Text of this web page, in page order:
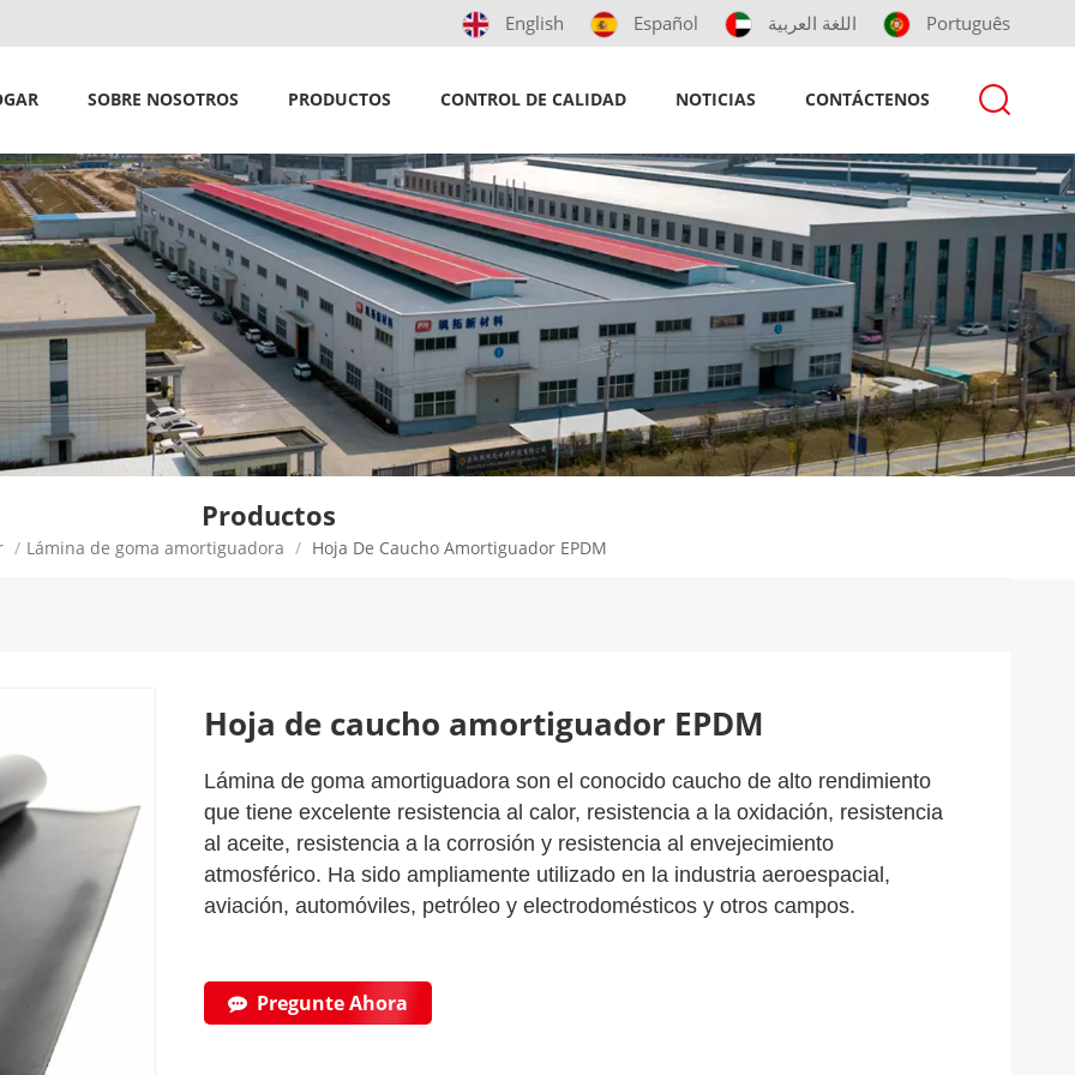
English Español اللغة العربية Português
SOBRE NOSOTROS PRODUCTOS CONTROL DE CALIDAD NOTICIAS CONTÁCTENOS
Productos
/ Lámina de goma amortiguadora / Hoja De Caucho Amortiguador EPDM
Hoja de caucho amortiguador EPDM
Lámina de goma amortiguadora son el conocido caucho de alto rendimiento
que tiene excelente resistencia al calor, resistencia a la oxidación, resistencia
al aceite, resistencia a la corrosión y resistencia al envejecimiento
atmosférico. Ha sido ampliamente utilizado en la industria aeroespacial,
aviación, automóviles, petróleo y electrodomésticos y otros campos.
Pregunte Ahora